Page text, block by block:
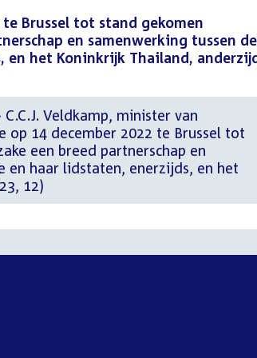
Brussel tot stand gekomen
en samenwerking tussen de
en het Koninkrijk Thailand,
Veldkamp, minister van
op 14 december 2022 te Brussel tot
een breed partnerschap en
en haar lidstaten, enerzijds, en het
12)